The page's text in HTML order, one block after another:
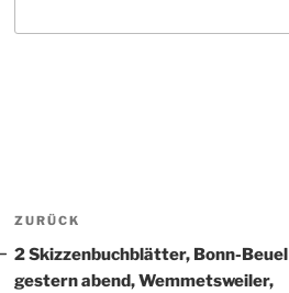
Beitragsnavigation
Vorheriger
Beitrag
ZURÜCK
2 Skizzenbuchblätter, Bonn-Beuel
gestern abend, Wemmetsweiler,